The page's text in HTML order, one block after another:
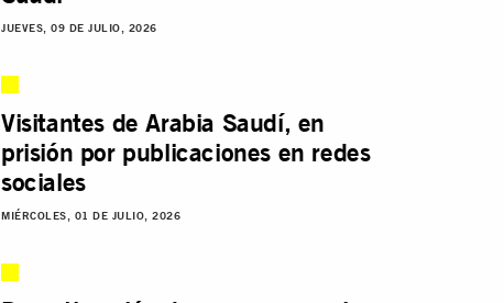
JUEVES, 09 DE JULIO, 2026
Visitantes de Arabia Saudí, en
prisión por publicaciones en redes
sociales
MIÉRCOLES, 01 DE JULIO, 2026